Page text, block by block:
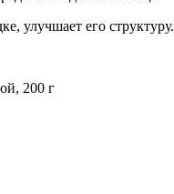
улучшает его структуру.
200 г